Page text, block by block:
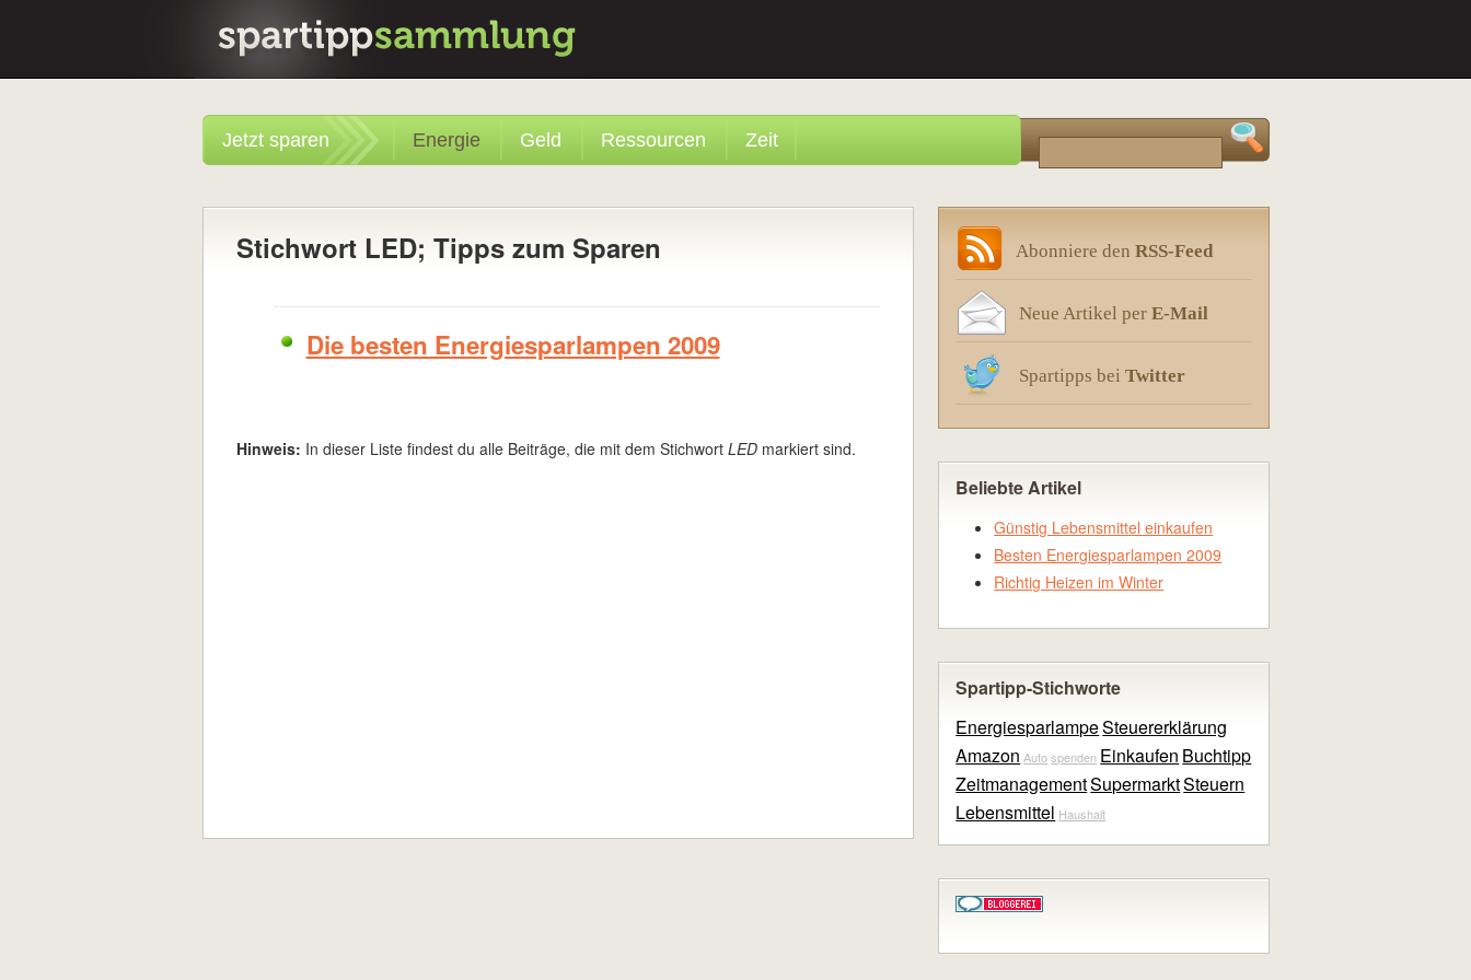
Jetzt sparen Energie Geld Ressourcen Zeit
Stichwort LED; Tipps zum Sparen
Die besten Energiesparlampen 2009
Hinweis: In dieser Liste findest du alle Beiträge, die mit dem Stichwort LEDmarkiert sind.
Abonniere denRSS-Feed
Neue Artikel perE-Mail
Spartipps beiTwitter
Beliebte Artikel
Günstig Lebensmittel einkaufen
Besten Energiesparlampen 2009
Richtig Heizen im Winter
Spartipp-Stichworte
EnergiesparlampeSteuererklärung
Amazon Auto spenden Einkaufen Buchtipp
ZeitmanagementSupermarktSteuern
Lebensmittel Haushalt